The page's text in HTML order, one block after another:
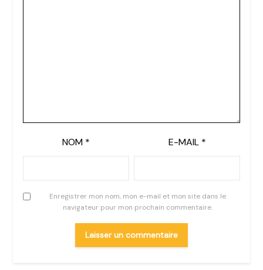
NOM * E-MAIL *
Enregistrer mon nom, mon e-mail et mon site dans le
navigateur pour mon prochain commentaire.